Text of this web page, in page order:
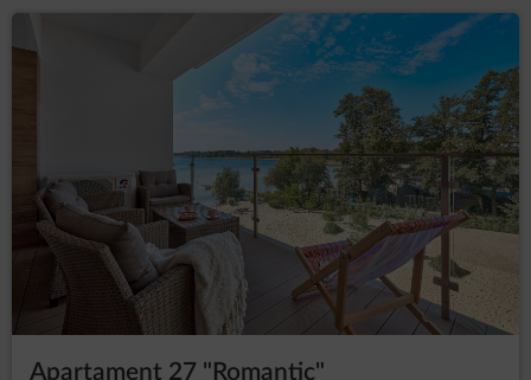
Apartament 27 "Romantic"